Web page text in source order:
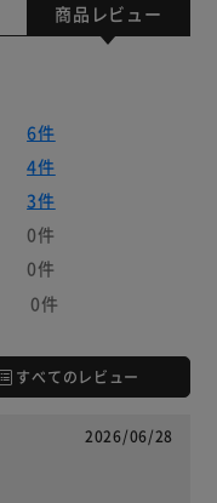
商品レビュー
6件
4件
3件
0件
0件
0件
すべてのレビュー
2026/06/28